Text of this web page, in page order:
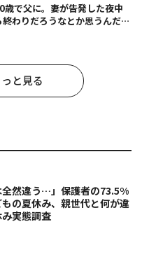
で父に。妻が告発した夜中
わりだろうなとか思うんだけ
と見る
全然違う…」保護者の73.5%
の夏休み、親世代と何が違
実態調査